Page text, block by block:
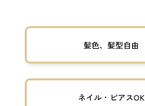
髪色、髪型自由
ネイル・ピアスOK